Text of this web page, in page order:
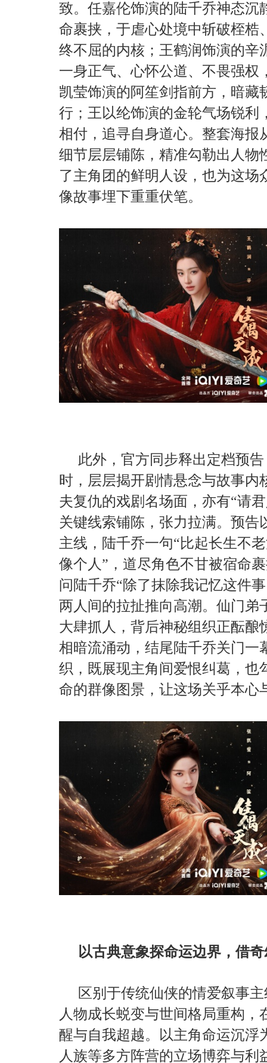
致。任嘉伦饰演的陆千乔神态沉
命裹挟，于虐心处境中斩破桎梏
终不屈的内核；王鹤润饰演的辛
一身正气、心怀公道、不畏强权
凯莹饰演的阿笙剑指前方，暗藏
行；王以纶饰演的金轮气场锐利
相付，追寻自身道心。整套海报
细节层层铺陈，精准勾勒出人物
了主角团的鲜明人设，也为这场
像故事埋下重重伏笔。
此外，官方同步释出定档预
时，层层揭开剧情悬念与故事内
夫复仇的戏剧名场面，亦有“请
关键线索铺陈，张力拉满。预告
主线，陆千乔一句“比起长生不
像个人”，道尽角色不甘被宿命
问陆千乔“除了抹除我记忆这件
两人间的拉扯推向高潮。仙门弟
大肆抓人，背后神秘组织正酝酿
相暗流涌动，结尾陆千乔关门一
织，既展现主角间爱恨纠葛，也
命的群像图景，让这场关乎本心
以古典意象探命运边界，借
区别于传统仙侠的情爱叙事
人物成长蜕变与世间格局重构
醒与自我超越。以主角命运沉浮
人族等多方阵营的立场博弈与